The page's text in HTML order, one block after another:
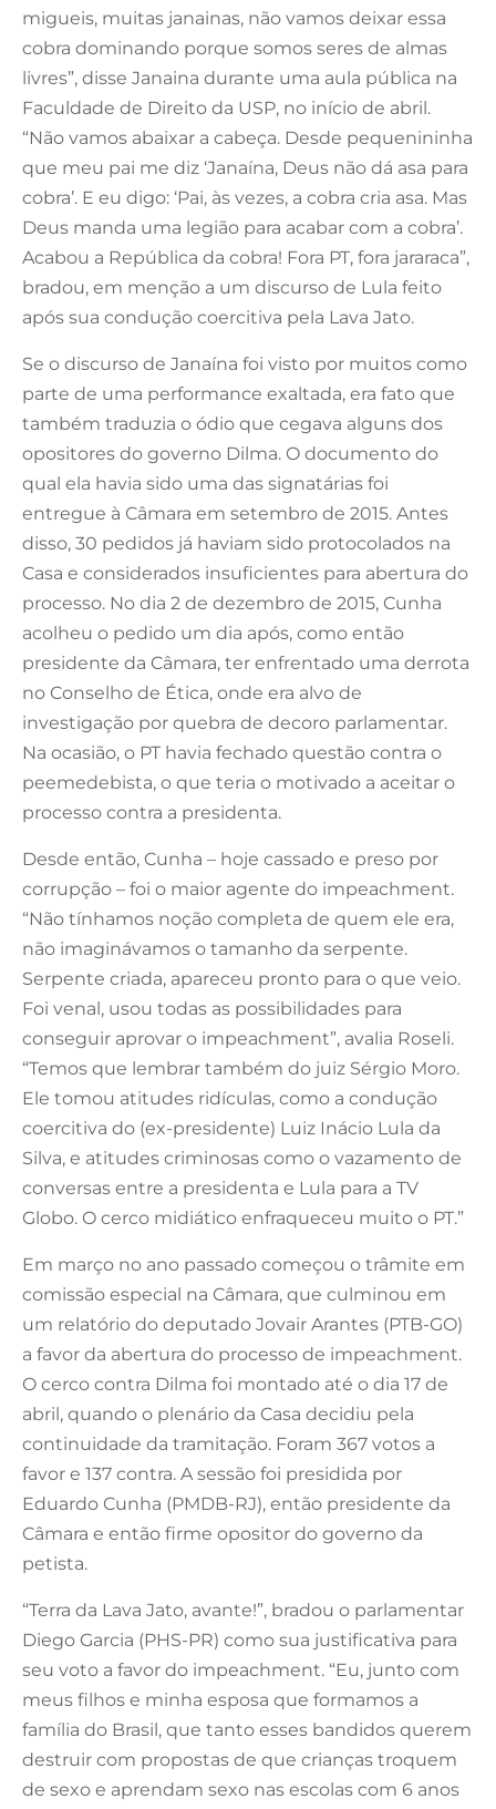
migueis, muitas janainas, não vamos deixar essa
cobra dominando porque somos seres de almas
livres”, disse Janaina durante uma aula pública na
Faculdade de Direito da USP, no início de abril.
“Não vamos abaixar a cabeça. Desde pequenininha
que meu pai me diz ‘Janaína, Deus não dá asa para
cobra’. E eu digo: ‘Pai, às vezes, a cobra cria asa. Mas
Deus manda uma legião para acabar com a cobra’.
Acabou a República da cobra! Fora PT, fora jararaca”,
bradou, em menção a um discurso de Lula feito
após sua condução coercitiva pela Lava Jato.
Se o discurso de Janaína foi visto por muitos como
parte de uma performance exaltada, era fato que
também traduzia o ódio que cegava alguns dos
opositores do governo Dilma. O documento do
qual ela havia sido uma das signatárias foi
entregue à Câmara em setembro de 2015. Antes
disso, 30 pedidos já haviam sido protocolados na
Casa e considerados insuficientes para abertura do
processo. No dia 2 de dezembro de 2015, Cunha
acolheu o pedido um dia após, como então
presidente da Câmara, ter enfrentado uma derrota
no Conselho de Ética, onde era alvo de
investigação por quebra de decoro parlamentar.
Na ocasião, o PT havia fechado questão contra o
peemedebista, o que teria o motivado a aceitar o
processo contra a presidenta.
Desde então, Cunha – hoje cassado e preso por
corrupção – foi o maior agente do impeachment.
“Não tínhamos noção completa de quem ele era,
não imaginávamos o tamanho da serpente.
Serpente criada, apareceu pronto para o que veio.
Foi venal, usou todas as possibilidades para
conseguir aprovar o impeachment”, avalia Roseli.
“Temos que lembrar também do juiz Sérgio Moro.
Ele tomou atitudes ridículas, como a condução
coercitiva do (ex-presidente) Luiz Inácio Lula da
Silva, e atitudes criminosas como o vazamento de
conversas entre a presidenta e Lula para a TV
Globo. O cerco midiático enfraqueceu muito o PT.”
Em março no ano passado começou o trâmite em
comissão especial na Câmara, que culminou em
um relatório do deputado Jovair Arantes (PTB-GO)
a favor da abertura do processo de impeachment.
O cerco contra Dilma foi montado até o dia 17 de
abril, quando o plenário da Casa decidiu pela
continuidade da tramitação. Foram 367 votos a
favor e 137 contra. A sessão foi presidida por
Eduardo Cunha (PMDB-RJ), então presidente da
Câmara e então firme opositor do governo da
petista.
“Terra da Lava Jato, avante!”, bradou o parlamentar
Diego Garcia (PHS-PR) como sua justificativa para
seu voto a favor do impeachment. “Eu, junto com
meus filhos e minha esposa que formamos a
família do Brasil, que tanto esses bandidos querem
destruir com propostas de que crianças troquem
de sexo e aprendam sexo nas escolas com 6 anos